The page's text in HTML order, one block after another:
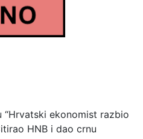
ekonomist razbio
HNB i dao crnu